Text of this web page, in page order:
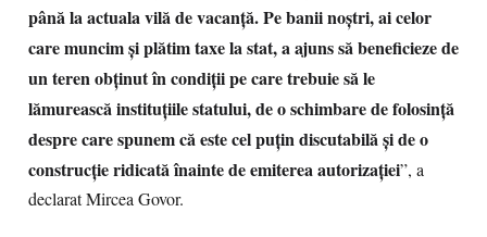
până la actuala vilă de vacanță. Pe banii noștri, ai celor
care muncim și plătim taxe la stat, a ajuns să beneficieze de
un teren obținut în condiții pe care trebuie să le
lămurească instituțiile statului, de o schimbare de folosință
despre care spunem că este cel puțin discutabilă și de o
construcție ridicată înainte de emiterea autorizației”, a
declarat Mircea Govor.